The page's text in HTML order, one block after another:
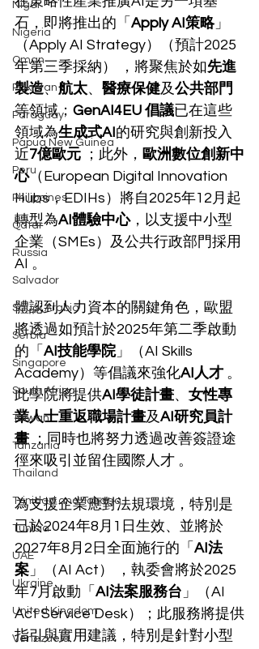
Niger
Nigeria
Oman
Pakistan
Paraguay
Papua New Guinea
Peru
Philippines
Qatar
Russia
Salvador
Saudi Arabia
Serbia
Singapore
South Africa
Taiwan
Tanzania
Thailand
Trinidad and Tobago
Tunisia
UAE
Ukraine
United Kingdom
Venezuela
石，即將推出的「 Apply AI策略」
（Apply AI Strategy）（預計2025
年第三季採納） ，將聚焦於如先進
製造、航太、 醫療保健及公共部門
等領域； GenAI4EU 倡議已在這些
領域為生成式AI的研究與創新投入
近7億歐元 ；此外， 歐洲數位創新中
心（European Digital Innovation
Hubs，EDIHs）將自2025年12月起
轉型為AI體驗中心，以支援中小型
企業（SMEs）及公共行政部門採用
AI 。
體認到人力資本的關鍵角色，歐盟
將透過如預計於2025年第二季啟動
的「 AI技能學院」（AI Skills
Academy）等倡議來強化AI人才 。
此學院將提供AI學徒計畫、 女性專
業人士重返職場計畫及AI研究員計
畫 ；同時也將努力透過改善簽證途
徑來吸引並留住國際人才 。
為支援企業應對法規環境，特別是
已於2024年8月1日生效、並將於
2027年8月2日全面施行的「 AI法
案 」（AI Act） ，執委會將於2025
年7月啟動「 AI法案服務台 」（AI
Act Service Desk）；此服務將提供
指引與實用建議，特別是針對小型